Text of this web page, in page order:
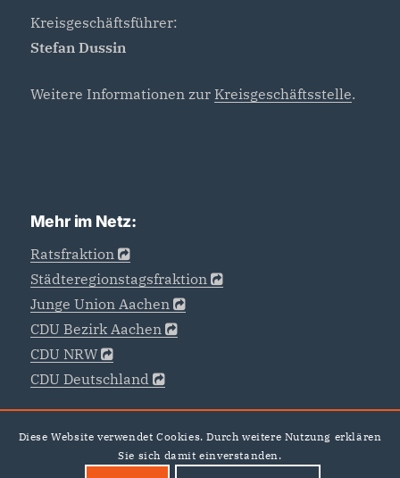
Kreisgeschäftsführer:
Stefan Dussin
Weitere Informationen zur Kreisgeschäftsstelle.
Mehr im Netz:
Ratsfraktion
Städteregionstagsfraktion
Junge Union Aachen
CDU Bezirk Aachen
CDU NRW
CDU Deutschland
Diese Website verwendet Cookies. Durch weitere Nutzung erklären
Sie sich damit einverstanden.